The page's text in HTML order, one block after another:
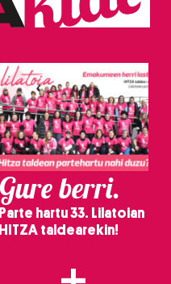
Gure berri.
Parte hartu 33. Lilatoian
HITZA taldearekin!